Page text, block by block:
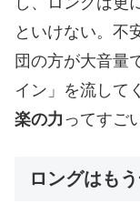
といけない。不
団の方が大音量
イン」を流して
楽の力 ってすご
ロングはも